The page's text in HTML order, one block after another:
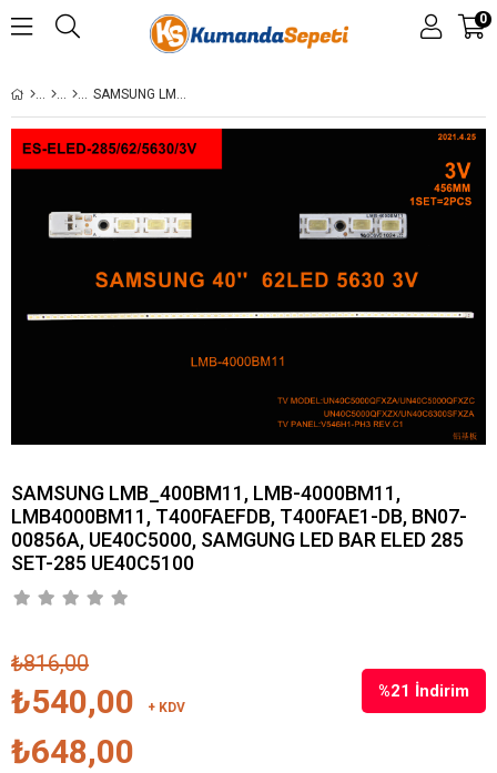
0
SAMSUNG LMB_400BM11, LMB-4000BM11, LMB4000BM11, T400FAEFDB, T400FAE1-DB, BN07-00856A, UE40C5000, SAMGUNG LED BAR ELED 285 SET-285 UE40C5100
SAMSUNG LMB_400BM11, LMB-4000BM11,
LMB4000BM11, T400FAEFDB, T400FAE1-DB, BN07-
00856A, UE40C5000, SAMGUNG LED BAR ELED 285
SET-285 UE40C5100
%21 İndirim
₺816,00
₺540,00 + KDV
₺648,00